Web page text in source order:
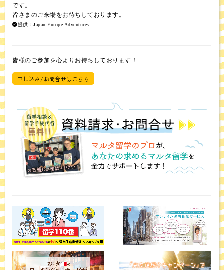
です。
皆さまのご来場をお待ちしております。
提供：Japan Europe Adventures
皆様のご参加を心よりお待ちしております！
申し込み/お問合せはこちら